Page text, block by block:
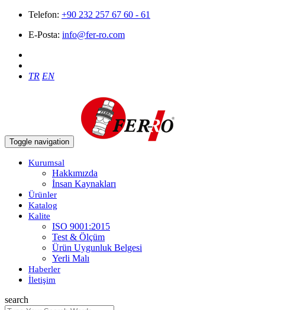
Telefon: +90 232 257 67 60 - 61
E-Posta: info@fer-ro.com
TR EN
Toggle navigation
Kurumsal
Hakkımızda
İnsan Kaynakları
Ürünler
Katalog
Kalite
ISO 9001:2015
Test & Ölçüm
Ürün Uygunluk Belgesi
Yerli Malı
Haberler
İletişim
search